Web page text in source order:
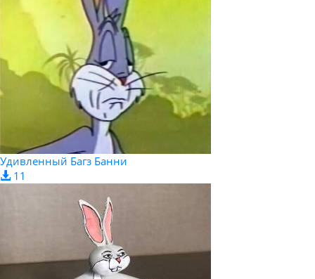
Удивленный Багз Банни
11